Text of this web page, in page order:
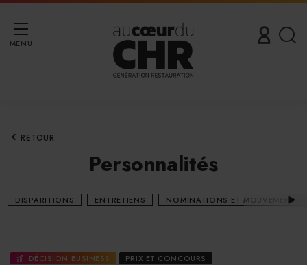
MENU
RETOUR
Personnalités
DISPARITIONS ENTRETIENS NOMINATIONS ET MOUVEMENTS
DÉCISION BUSINESS PRIX ET CONCOURS